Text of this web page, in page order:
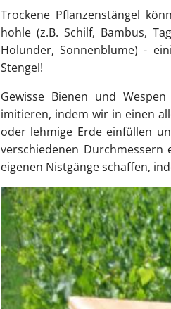
Trockene Pflanzenstängel
hohle (z.B. Schilf, Bambus,
Holunder, Sonnenblume) -
Stengel!
Gewisse Bienen und
imitieren, indem wir in einen
oder lehmige Erde einfüllen
verschiedenen
eigenen Nistgänge schaffen,